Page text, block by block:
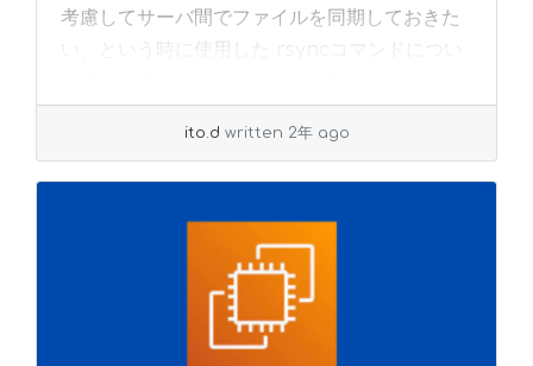
考慮してサーバ間でファイルを同期しておきた
い、という時に使用した rsyncコマンドについ
ito.d written 2年 ago